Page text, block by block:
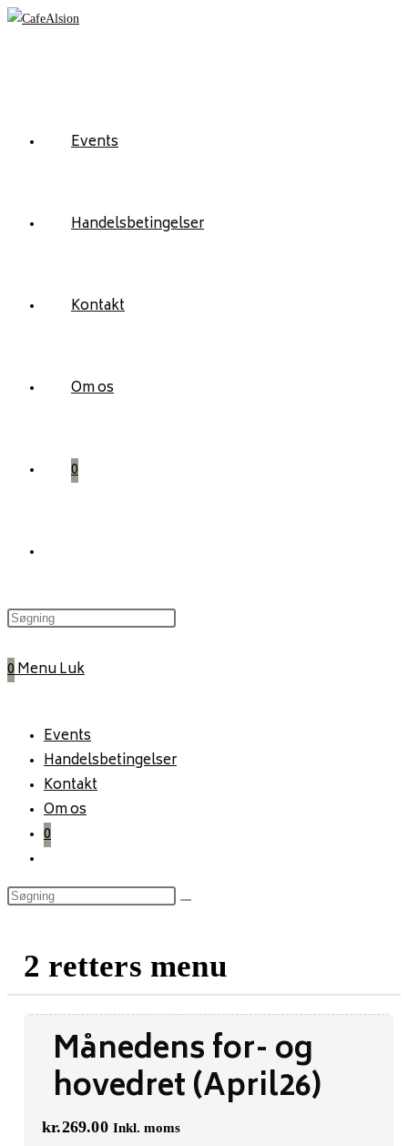
Skip
Events
Handelsbetingelser
Kontakt
Om os
0
website
0MenuLuk
Events
Handelsbetingelser
Kontakt
Om os
0
website
search
2 retters menu
Månedens for- og
hovedret (April26)
kr.269.00 Inkl. moms